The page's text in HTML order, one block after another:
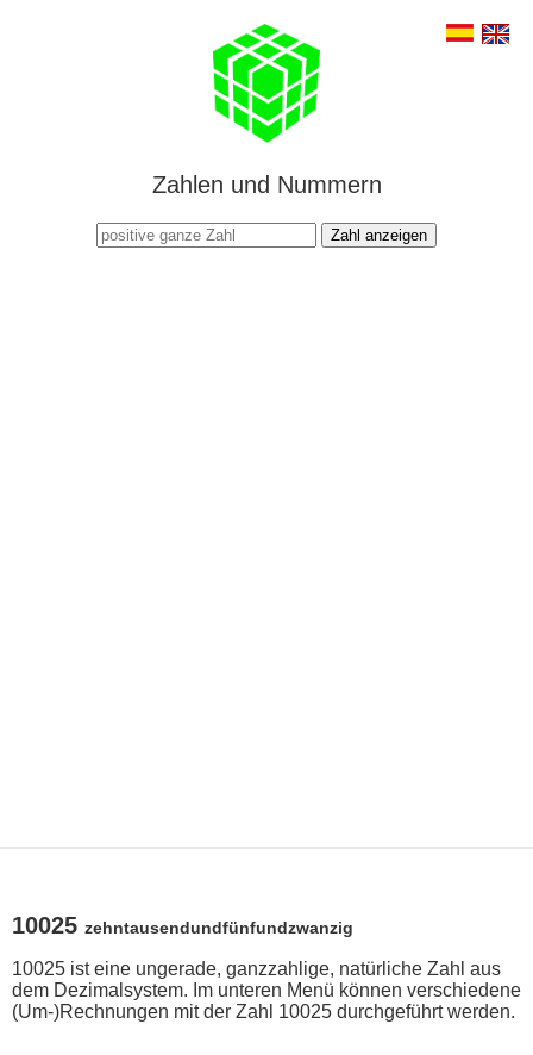
Zahlen und Nummern
Zahl anzeigen
10025 zehntausendundfünfundzwanzig
10025 ist eine ungerade, ganzzahlige, natürliche Zahl aus
dem Dezimalsystem. Im unteren Menü können verschiedene
(Um-)Rechnungen mit der Zahl 10025 durchgeführt werden.